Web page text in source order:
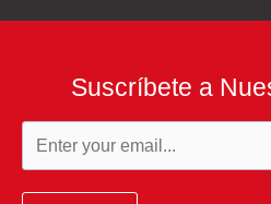
Suscríbete a